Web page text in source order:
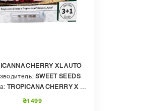
CHERRY XL AUTO
SWEET SEEDS
TROPICANA CHERRY X TROPICANNA POISON XL AUTO
₴1499